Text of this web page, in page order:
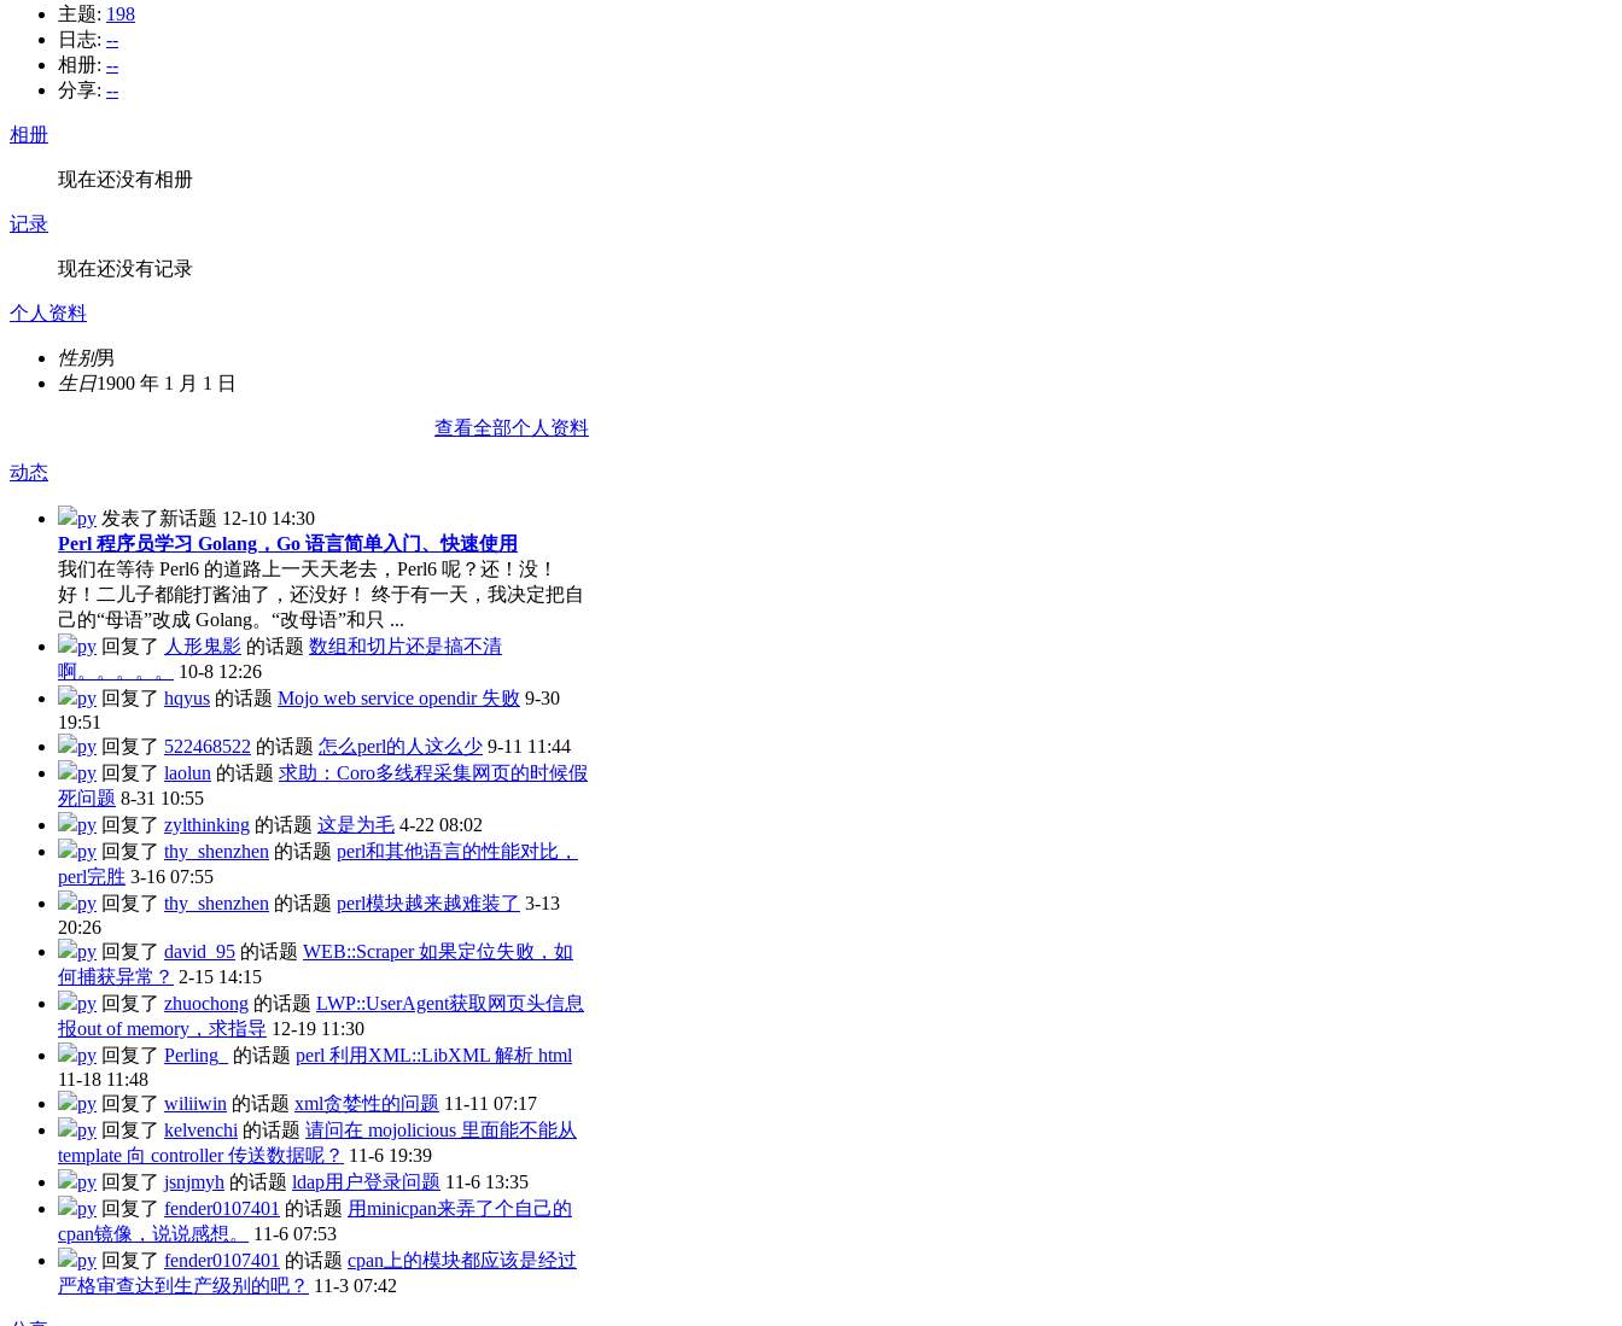
主题: 198
日志: --
相册: --
分享: --
相册
现在还没有相册
记录
现在还没有记录
个人资料
性别男
生日1900 年 1 月 1 日
查看全部个人资料
动态
py 发表了新话题 12-10 14:30
Perl 程序员学习 Golang，Go 语言简单入门、快速使用
我们在等待 Perl6 的道路上一天天老去，Perl6 呢？还！没！
好！二儿子都能打酱油了，还没好！ 终于有一天，我决定把自
己的“母语”改成 Golang。“改母语”和只 ...
py 回复了 人形鬼影 的话题 数组和切片还是搞不清
啊。。。。。
10-8 12:26
py 回复了 hqyus 的话题 Mojo web service opendir 失败 9-30
19:51
py 回复了 522468522 的话题 怎么perl的人这么少 9-11 11:44
py 回复了 laolun 的话题 求助：Coro多线程采集网页的时候假
死问题 8-31 10:55
py 回复了 zylthinking 的话题 这是为毛 4-22 08:02
py 回复了 thy_shenzhen 的话题 perl和其他语言的性能对比，
perl完胜 3-16 07:55
py 回复了 thy_shenzhen 的话题 perl模块越来越难装了 3-13
20:26
py 回复了 david_95 的话题 WEB::Scraper 如果定位失败，如
何捕获异常？ 2-15 14:15
py 回复了 zhuochong 的话题 LWP::UserAgent获取网页头信息
报out of memory，求指导 12-19 11:30
py 回复了 Perling_ 的话题 perl 利用XML::LibXML 解析 html
11-18 11:48
py 回复了 wiliiwin 的话题 xml贪婪性的问题 11-11 07:17
py 回复了 kelvenchi 的话题 请问在 mojolicious 里面能不能从
template 向 controller 传送数据呢？ 11-6 19:39
py 回复了 jsnjmyh 的话题 ldap用户登录问题 11-6 13:35
py 回复了 fender0107401 的话题 用minicpan来弄了个自己的
cpan镜像，说说感想。
11-6 07:53
py 回复了 fender0107401 的话题 cpan上的模块都应该是经过
严格审查达到生产级别的吧？ 11-3 07:42